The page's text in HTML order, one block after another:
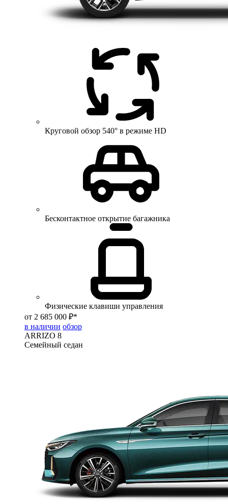
Круговой обзор 540° в режиме HD
Бесконтактное открытие багажника
Физические клавиши управления
от 2 685 000 ₽*
в наличии обзор
ARRIZO 8
Семейный седан